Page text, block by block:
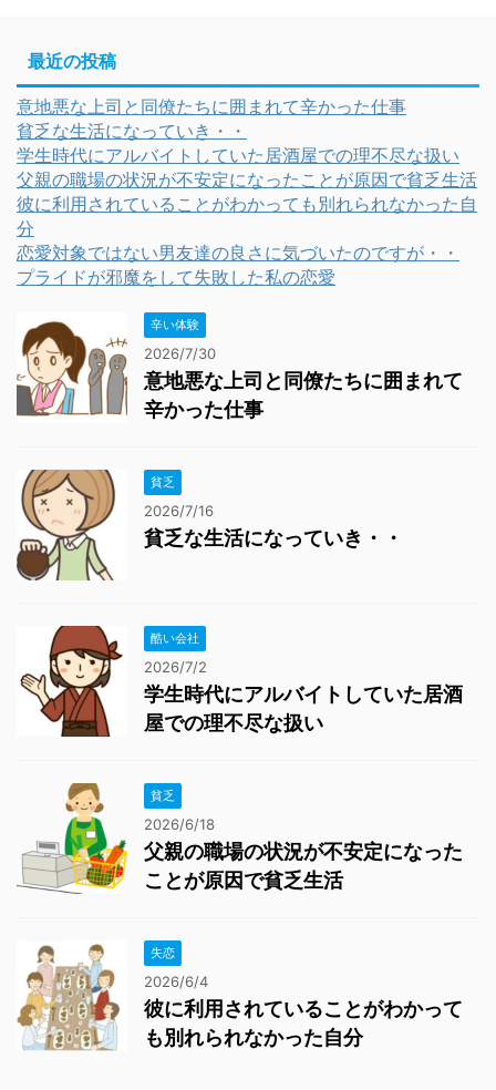
最近の投稿
意地悪な上司と同僚たちに囲まれて辛かった仕事
貧乏な生活になっていき・・
学生時代にアルバイトしていた居酒屋での理不尽な扱い
父親の職場の状況が不安定になったことが原因で貧乏生活
彼に利用されていることがわかっても別れられなかった自
分
恋愛対象ではない男友達の良さに気づいたのですが・・
プライドが邪魔をして失敗した私の恋愛
辛い体験
2026/7/30
意地悪な上司と同僚たちに囲まれて
辛かった仕事
貧乏
2026/7/16
貧乏な生活になっていき・・
酷い会社
2026/7/2
学生時代にアルバイトしていた居酒
屋での理不尽な扱い
貧乏
2026/6/18
父親の職場の状況が不安定になった
ことが原因で貧乏生活
失恋
2026/6/4
彼に利用されていることがわかって
も別れられなかった自分